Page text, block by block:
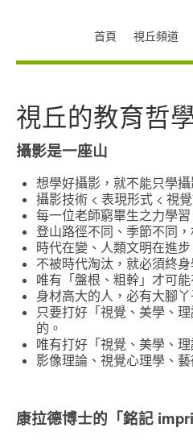
首頁 視丘頻道
視丘的教育哲
攝影是一座山
想學好攝影，就不能只學攝
攝影技術 < 表現形式 < 視
每一位老師窮畢生之力學
登山路徑不同、季節不同
時代在變、人類文明在進
不被時代淘汰，就必須終
唯有「盤根、粗幹」才可
身材高大的人，必有大腳丫
只要打好「視覺、美學、
的。
唯有打好「視覺、美學、
影像理論、視覺心理學、
康拉德博士的「銘記